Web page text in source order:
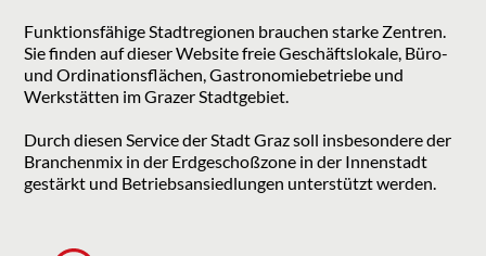
Funktionsfähige Stadtregionen brauchen starke Zentren.
Sie finden auf dieser Website freie Geschäftslokale, Büro-
und Ordinationsflächen, Gastronomiebetriebe und
Werkstätten im Grazer Stadtgebiet.
Durch diesen Service der Stadt Graz soll insbesondere der
Branchenmix in der Erdgeschoßzone in der Innenstadt
gestärkt und Betriebsansiedlungen unterstützt werden.